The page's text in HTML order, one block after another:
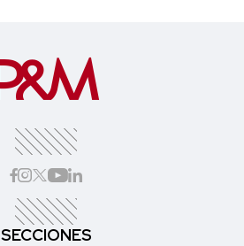
SECCIONES